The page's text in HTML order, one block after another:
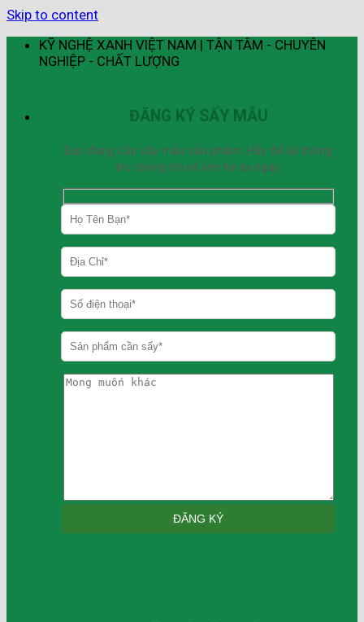
Skip to content
KỸ NGHỆ XANH VIỆT NAM | TẬN TÂM - CHUYÊN
NGHIỆP - CHẤT LƯỢNG
ĐĂNG KÝ SẤY MẪU
Bạn đang cần sấy mẫu sản phẩm. Hãy để lại thông
tin, chúng tôi sẽ liên hệ lại ngay.